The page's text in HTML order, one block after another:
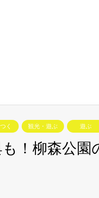
く 観光・遊ぶ 遊ぶ
！柳森公園